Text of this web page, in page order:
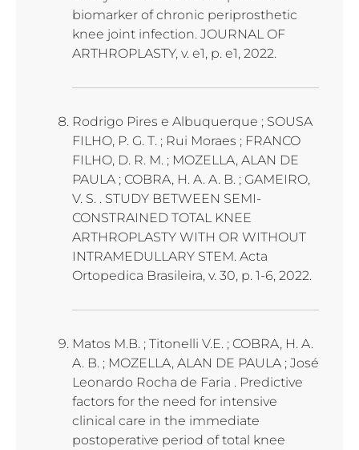
biomarker of chronic periprosthetic
knee joint infection. JOURNAL OF
ARTHROPLASTY, v. e1, p. e1, 2022.
Rodrigo Pires e Albuquerque ; SOUSA
FILHO, P. G. T. ; Rui Moraes ; FRANCO
FILHO, D. R. M. ; MOZELLA, ALAN DE
PAULA ; COBRA, H. A. A. B. ; GAMEIRO,
V. S. . STUDY BETWEEN SEMI-
CONSTRAINED TOTAL KNEE
ARTHROPLASTY WITH OR WITHOUT
INTRAMEDULLARY STEM. Acta
Ortopedica Brasileira, v. 30, p. 1-6, 2022.
Matos M.B. ; Titonelli V.E. ; COBRA, H. A.
A. B. ; MOZELLA, ALAN DE PAULA ; José
Leonardo Rocha de Faria . Predictive
factors for the need for intensive
clinical care in the immediate
postoperative period of total knee